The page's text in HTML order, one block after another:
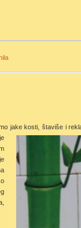
jake kosti, štaviše i